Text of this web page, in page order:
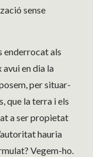
sense
enderrocat als
en dia la
per situar-
que la terra i els
a ser propietat
hauria
Vegem-ho.